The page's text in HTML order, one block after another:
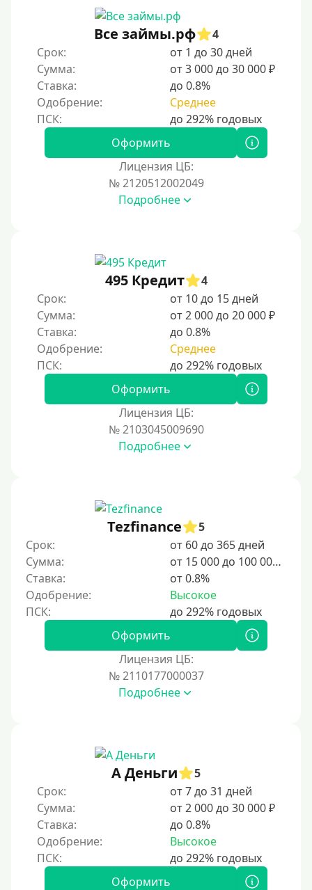
Онлайн круглосуточно
На карту круглосуточно
24/7
Деньги в долг
В долг на карту
Срок
10 дней
2 недели
15 дней
20 дней
30 дней без процентов
100 дней
4 месяца
5 месяцев
На полгода
10 месяцев
5 лет
Краткосрочные
Долгосрочные
Принятие решения
Все займы.рф
4
Срок:
от 1 до 30 дней
Сумма:
от 3 000 до 30 000 ₽
Ставка:
до 0.8%
Одобрение:
Среднее
Оформить
Лицензия ЦБ:
№ 2120512002049
Подробнее
495 Кредит
4
Срок:
от 10 до 15 дней
Сумма:
от 2 000 до 20 000 ₽
Ставка:
до 0.8%
Одобрение:
Среднее
Оформить
Лицензия ЦБ:
№ 2103045009690
Подробнее
Tezfinance
5
Срок:
от 60 до 365 дней
Сумма:
от 15 000 до 100 000 ₽
Ставка:
от 0.8%
Одобрение:
Высокое
Оформить
Лицензия ЦБ:
№ 2110177000037
Подробнее
А Деньги
5
Срок:
от 7 до 31 дней
Сумма:
от 2 000 до 30 000 ₽
Ставка:
до 0.8%
Одобрение:
Высокое
Оформить